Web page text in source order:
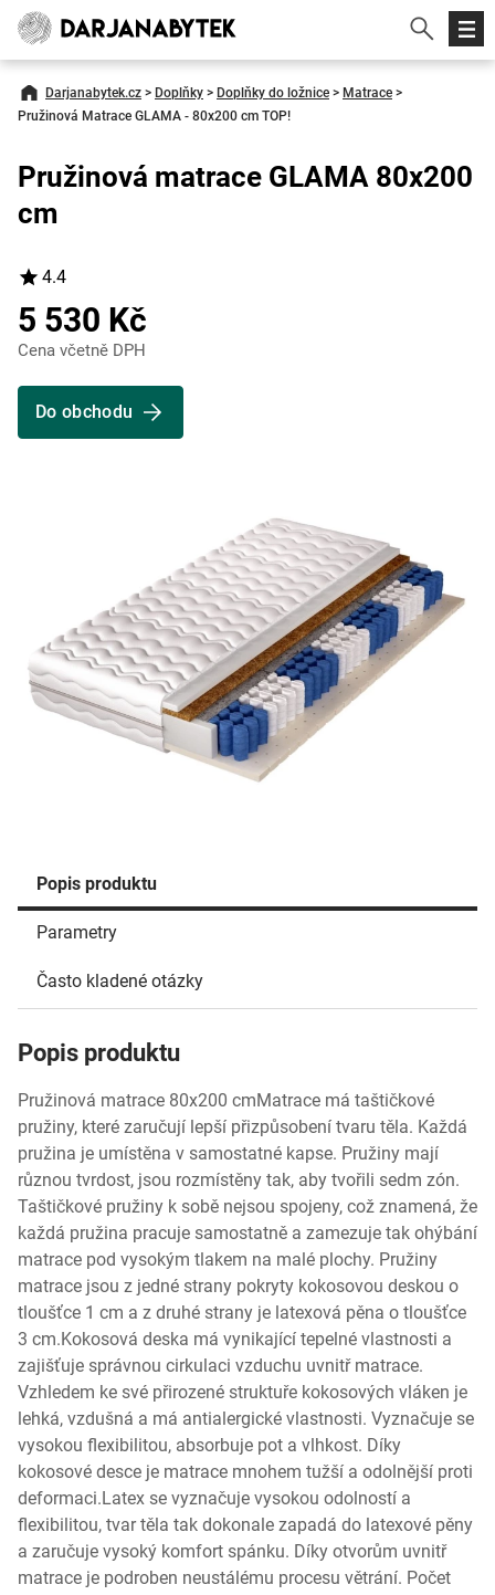
Darjanabytek.cz > Doplňky > Doplňky do ložnice > Matrace >
Pružinová Matrace GLAMA - 80x200 cm TOP!
Popis produktu
Parametry
Často kladené otázky
Popis produktu
Pružinová matrace 80x200 cmMatrace má taštičkové
pružiny, které zaručují lepší přizpůsobení tvaru těla. Každá
pružina je umístěna v samostatné kapse. Pružiny mají
různou tvrdost, jsou rozmístěny tak, aby tvořili sedm zón.
Taštičkové pružiny k sobě nejsou spojeny, což znamená, že
každá pružina pracuje samostatně a zamezuje tak ohýbání
matrace pod vysokým tlakem na malé plochy. Pružiny
matrace jsou z jedné strany pokryty kokosovou deskou o
tloušťce 1 cm a z druhé strany je latexová pěna o tloušťce
3 cm.Kokosová deska má vynikající tepelné vlastnosti a
zajišťuje správnou cirkulaci vzduchu uvnitř matrace.
Vzhledem ke své přirozené struktuře kokosových vláken je
lehká, vzdušná a má antialergické vlastnosti. Vyznačuje se
vysokou flexibilitou, absorbuje pot a vlhkost. Díky
kokosové desce je matrace mnohem tužší a odolnější proti
deformaci.Latex se vyznačuje vysokou odolností a
flexibilitou, tvar těla tak dokonale zapadá do latexové pěny
a zaručuje vysoký komfort spánku. Díky otvorům uvnitř
matrace je podroben neustálému procesu větrání. Počet
Pružinová matrace GLAMA 80x200
cm
4.4
5 530 Kč
Cena včetně DPH
Do obchodu